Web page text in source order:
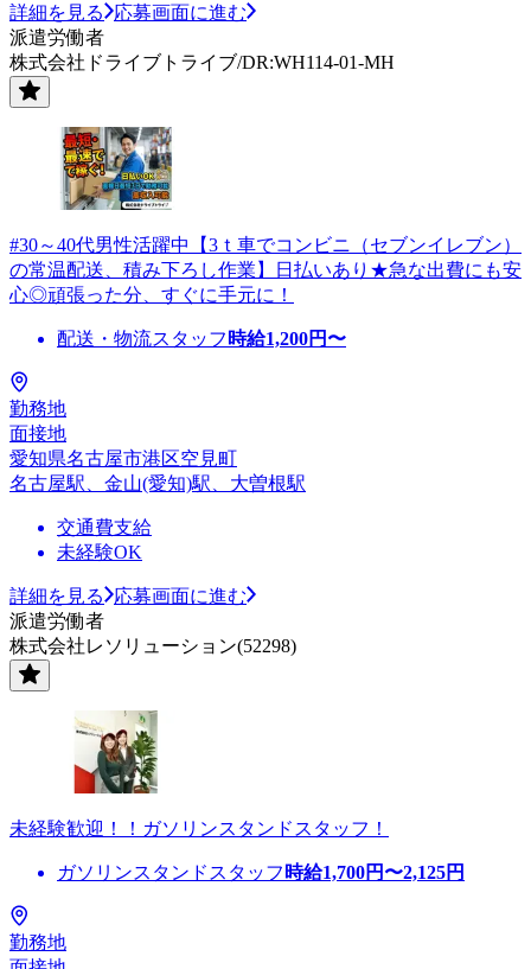
詳細を見る
応募画面に進む
派遣労働者
株式会社ドライブトライブ/DR:WH114-01-MH
#30～40代男性活躍中【3ｔ車でコンビニ（セブンイレブン）
の常温配送、積み下ろし作業】日払いあり★急な出費にも安
心◎頑張った分、すぐに手元に！
配送・物流スタッフ 時給1,200円〜
勤務地
面接地
愛知県名古屋市港区空見町
名古屋駅、金山(愛知)駅、大曽根駅
交通費支給
未経験OK
詳細を見る
応募画面に進む
派遣労働者
株式会社レソリューション(52298)
未経験歓迎！！ガソリンスタンドスタッフ！
ガソリンスタンドスタッフ 時給1,700円〜2,125円
勤務地